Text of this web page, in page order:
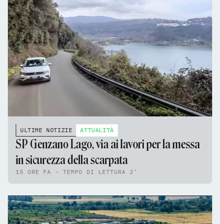
ULTIME NOTIZIE ATTUALITÀ
SP Genzano Lago, via ai lavori per la messa
in sicurezza della scarpata
15 ORE FA - TEMPO DI LETTURA 2'